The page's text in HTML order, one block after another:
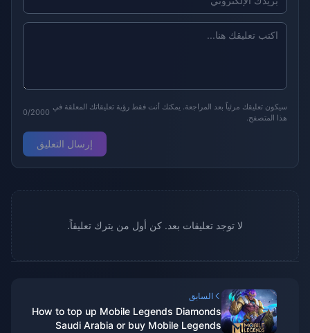
سيكون تعليقك مرئياً بعد المراجعة. يمكنك أنت فقط رؤية تعليقاتك المعلقة في
هذا المتصفح.
0/2000
إرسال التعليق
لا توجد تعليقات بعد. كن أول من يترك تعليقاً.
السابق
How to top up Mobile Legends Diamonds
Saudi Arabia or buy Mobile Legends